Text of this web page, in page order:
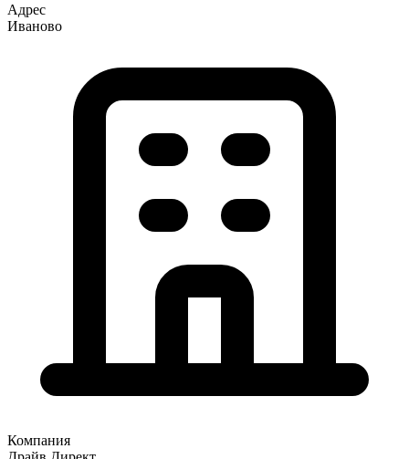
Адрес
Иваново
Компания